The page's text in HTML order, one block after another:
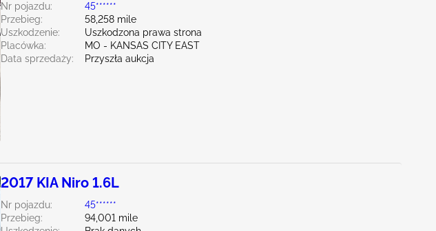
Nr pojazdu:
45******
Przebieg:
58,258 mile
Uszkodzenie:
Uszkodzona prawa strona
Placówka:
MO - KANSAS CITY EAST
Data sprzedaży:
Przyszła aukcja
2017 KIA Niro 1.6L
Nr pojazdu:
45******
Przebieg:
94,001 mile